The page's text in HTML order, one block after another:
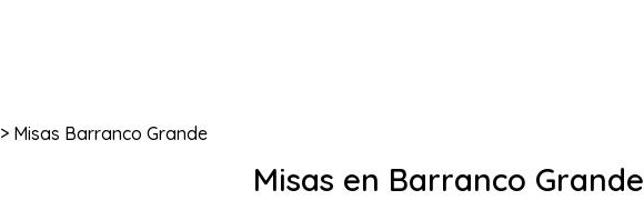
> Misas Barranco Grande
Misas en Barranco Grande